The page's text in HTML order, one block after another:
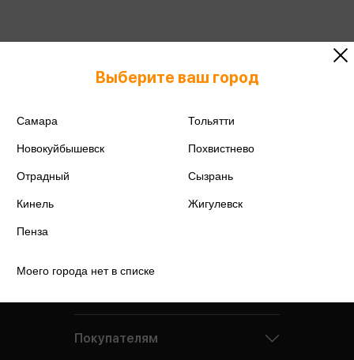
Подробнее о дисконтной карте
Выберите ваш город
Самара Тольятти
Новокуйбышевск Похвистнево
Отрадный Сызрань
Кинель Жигулевск
Пенза
Моего города нет в списке
Покупателям